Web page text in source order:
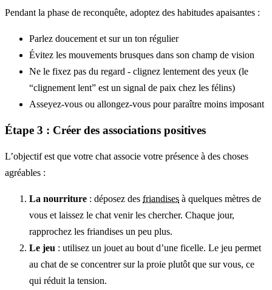
Pendant la phase de reconquête, adoptez des habitudes apaisantes :
Parlez doucement et sur un ton régulier
Évitez les mouvements brusques dans son champ de vision
Ne le fixez pas du regard - clignez lentement des yeux (le
“clignement lent” est un signal de paix chez les félins)
Asseyez-vous ou allongez-vous pour paraître moins imposant
Étape 3 : Créer des associations positives
L’objectif est que votre chat associe votre présence à des choses
agréables :
La nourriture : déposez des friandises à quelques mètres de
vous et laissez le chat venir les chercher. Chaque jour,
rapprochez les friandises un peu plus.
Le jeu : utilisez un jouet au bout d’une ficelle. Le jeu permet
au chat de se concentrer sur la proie plutôt que sur vous, ce
qui réduit la tension.